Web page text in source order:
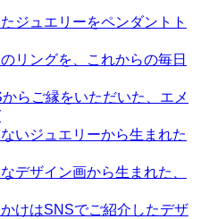
ジュエリーをペンダントト
リングを、これからの毎日
らご縁をいただいた、エメ
いジュエリーから生まれた
デザイン画から生まれた、
けはSNSでご紹介したデザ